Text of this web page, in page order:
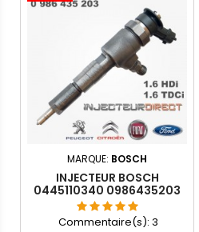
MARQUE: BOSCH
INJECTEUR BOSCH
0445110340 0986435203
0445110739
Commentaire(s): 3